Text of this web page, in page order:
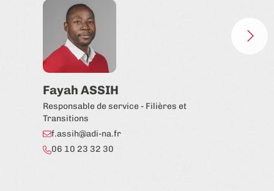
Fayah ASSIH
Responsable de service - Filières et
Transitions
f.assih@adi-na.fr
06 10 23 32 30